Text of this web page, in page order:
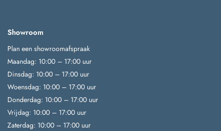
Showroom
Plan een showroomafspraak
Maandag: 10:00 – 17:00 uur
Dinsdag: 10:00 – 17:00 uur
Woensdag: 10:00 – 17:00 uur
Donderdag: 10:00 – 17:00 uur
Vrijdag: 10:00 – 17:00 uur
Zaterdag: 10:00 – 17:00 uur